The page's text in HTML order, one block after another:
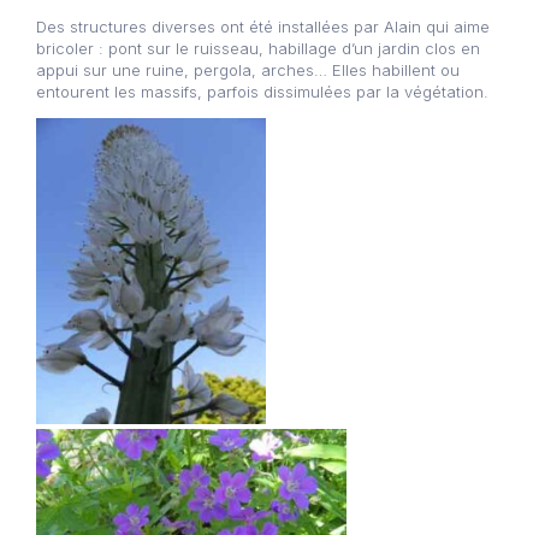
Des structures diverses ont été installées par Alain qui aime
bricoler : pont sur le ruisseau, habillage d’un jardin clos en
appui sur une ruine, pergola, arches… Elles habillent ou
entourent les massifs, parfois dissimulées par la végétation.